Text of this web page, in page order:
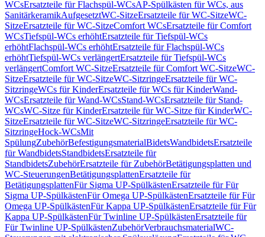
WCsErsatzteile für Flachspül-WCsAP-Spülkästen für WCs, aus
SanitärkeramikAufgesetztWC-SitzeErsatzteile für WC-SitzeWC-
SitzeErsatzteile für WC-SitzeComfort WCsErsatzteile für Comfort
WCsTiefspül-WCs erhöhtErsatzteile für Tiefspül-WCs
erhöhtFlachspül-WCs erhöhtErsatzteile für Flachspül-WCs
erhöhtTiefspül-WCs verlängertErsatzteile für Tiefspül-WCs
verlängertComfort WC-SitzeErsatzteile für Comfort WC-SitzeWC-
SitzeErsatzteile für WC-SitzeWC-SitzringeErsatzteile für WC-
SitzringeWCs für KinderErsatzteile für WCs für KinderWand-
WCsErsatzteile für Wand-WCsStand-WCsErsatzteile für Stand-
WCsWC-Sitze für KinderErsatzteile für WC-Sitze für KinderWC-
SitzeErsatzteile für WC-SitzeWC-SitzringeErsatzteile für WC-
SitzringeHock-WCsMit
SpülungZubehörBefestigungsmaterialBidetsWandbidetsErsatzteile
für WandbidetsStandbidetsErsatzteile für
StandbidetsZubehörErsatzteile für ZubehörBetätigungsplatten und
WC-SteuerungenBetätigungsplattenErsatzteile für
BetätigungsplattenFür Sigma UP-SpülkästenErsatzteile für Für
Sigma UP-SpülkästenFür Omega UP-SpülkästenErsatzteile für Für
Omega UP-SpülkästenFür Kappa UP-SpülkästenErsatzteile für Für
Kappa UP-SpülkästenFür Twinline UP-SpülkästenErsatzteile für
Für Twinline UP-SpülkästenZubehörVerbrauchsmaterialWC-